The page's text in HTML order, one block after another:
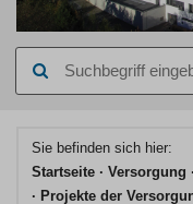
eingeben
Sie befinden sich hier:
Startseite
Versorgung
Projekte der